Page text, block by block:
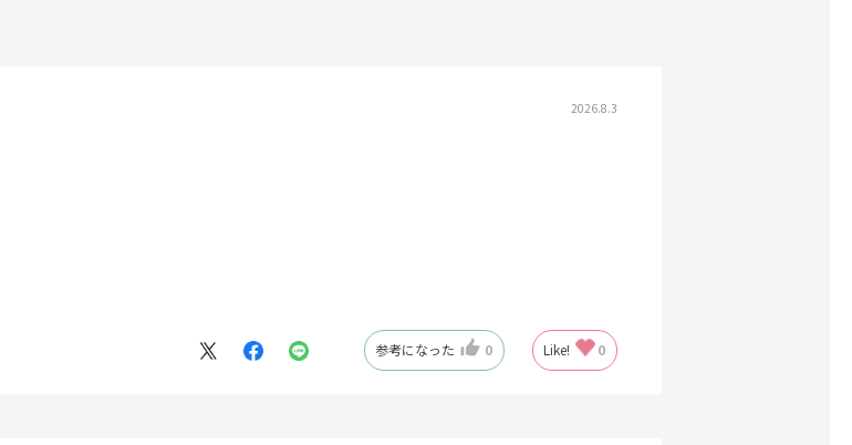
2026.8.3
参考になった 0 Like! 0